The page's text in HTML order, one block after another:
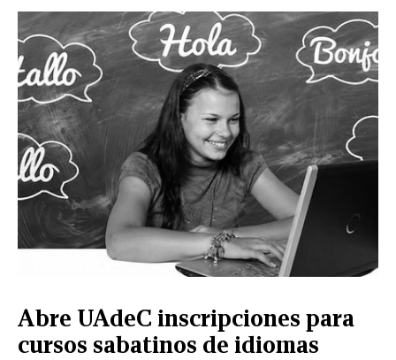
Abre UAdeC inscripciones para
cursos sabatinos de idiomas